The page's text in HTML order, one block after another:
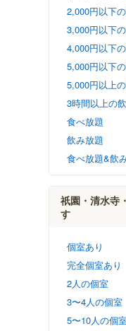
2,000円以下
3,000円以下
4,000円以下
5,000円以下
5,000円以上
3時間以上の
食べ放題
飲み放題
食べ放題&飲
祇園・清水寺
す
個室あり
完全個室あり
2人の個室
3〜4人の個室
5〜10人の個